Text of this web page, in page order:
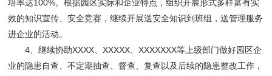
培率达100%。根据园区实际和企业特点，组织开展形式多样富有实
效的知识宣传、安全竞赛，继续开展送安全知识到班组，送管理服务
进企业的活动。
4、继续协助XXXX、XXXXX、XXXXXXX等上级部门做好园区企
业的隐患自查、不定期抽查、督查、复查以及后续的隐患整改工作，